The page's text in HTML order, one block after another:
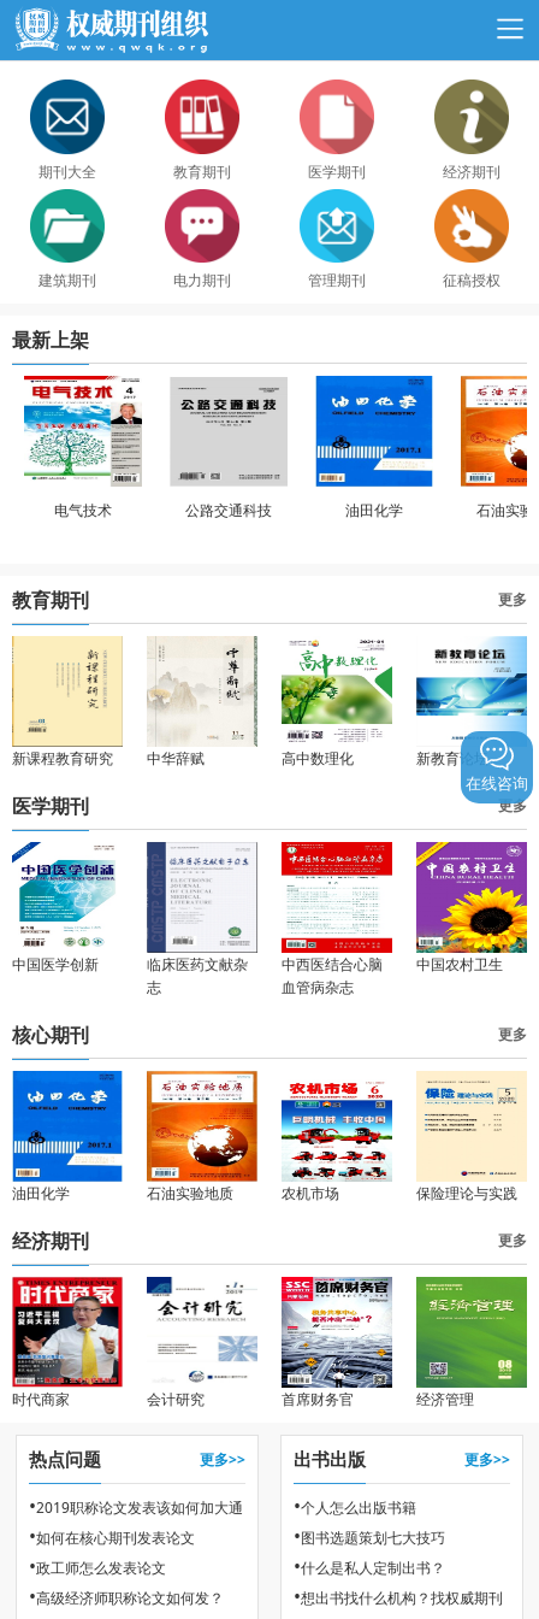
期刊大全 教育期刊 医学期刊 经济期刊
建筑期刊 电力期刊 管理期刊 征稿授权
最新上架
电气技术 公路交通科技 油田化学 石油实验
教育期刊 更多
新课程教育研究 中华辞赋 高中数理化 新教育论坛
医学期刊 更多
中国医学创新
临床医药文献杂
志
中西医结合心脑
血管病杂志
中国农村卫生
核心期刊 更多
油田化学 石油实验地质 农机市场 保险理论与实践
经济期刊 更多
时代商家 会计研究 首席财务官 经济管理
热点问题 更多>>
•2019职称论文发表该如何加大通
过率
•如何在核心期刊发表论文
•政工师怎么发表论文
•高级经济师职称论文如何发？
出书出版 更多>>
•个人怎么出版书籍
•图书选题策划七大技巧
•什么是私人定制出书？
•想出书找什么机构？找权威期刊
在线咨询